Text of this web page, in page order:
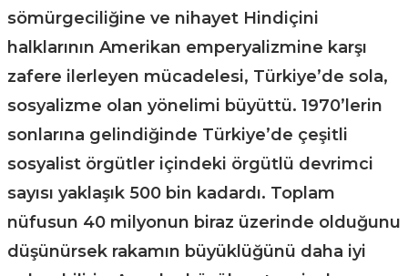
sömürgeciliğine ve nihayet Hindiçini
halklarının Amerikan emperyalizmine karşı
zafere ilerleyen mücadelesi, Türkiye’de sola,
sosyalizme olan yönelimi büyüttü. 1970’lerin
sonlarına gelindiğinde Türkiye’de çeşitli
sosyalist örgütler içindeki örgütlü devrimci
sayısı yaklaşık 500 bin kadardı. Toplam
nüfusun 40 milyonun biraz üzerinde olduğunu
düşünürsek rakamın büyüklüğünü daha iyi